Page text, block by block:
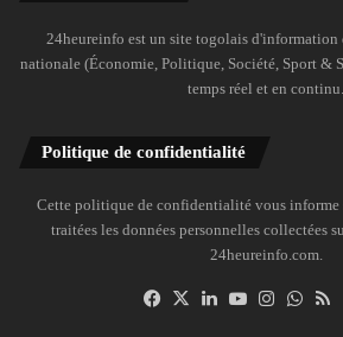
24heureinfo est un site togolais
nationale (Économie, Politique, Société, Sport &
temps réel et en continu.
Politique de confidentialité
Cette politique de confidentialité vous informe
traitées les données personnelles collectées
24heureinfo.com.
Facebook
X LinkedinYouTubeInstagram